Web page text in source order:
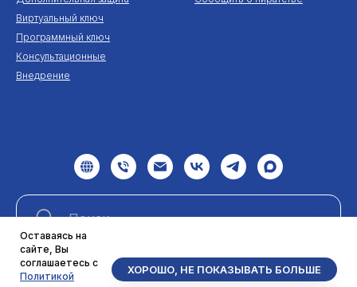
Виртуальный ключ
Программный ключ
Консультационные
Внедрение
Найти
Оставаясь на
сайте, Вы
соглашаетесь с
Политикой
ХОРОШО, НЕ ПОКАЗЫВАТЬ БОЛЬШЕ